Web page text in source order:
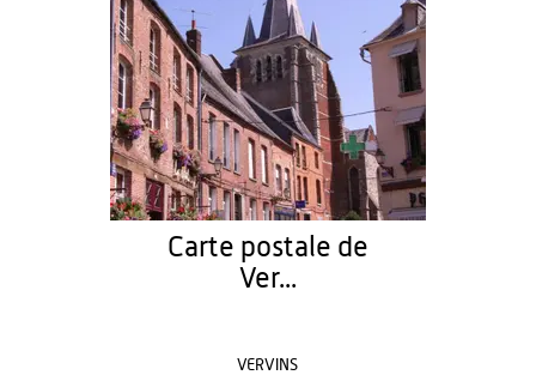
Carte postale de
Ver...
VERVINS